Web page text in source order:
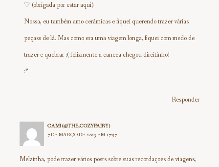
♡ (obrigada por estar aqui)
Nossa, eu também amo cerâmicas e fiquei querendo trazer várias
peçass de lá. Mas como era uma viagem longa, fiquei com medo de
trazer e quebrar :( felizmente a caneca chegou direitinho!
:*
Responder
CAMI (@THE.COZYFAIRY)
7 DE MARÇO DE 2023 EM 17:57
Melzinha, pode trazer vários posts sobre suas recordações de viagens,